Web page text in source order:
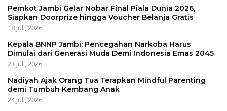
Pemkot Jambi Gelar Nobar Final Piala Dunia 2026,
Siapkan Doorprize hingga Voucher Belanja Gratis
18 Juli, 2026
Kepala BNNP Jambi: Pencegahan Narkoba Harus
Dimulai dari Generasi Muda Demi Indonesia Emas 2045
23 Juli, 2026
Nadiyah Ajak Orang Tua Terapkan Mindful Parenting
demi Tumbuh Kembang Anak
24 Juli, 2026